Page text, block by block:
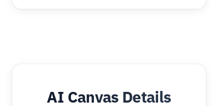
AI Canvas Details